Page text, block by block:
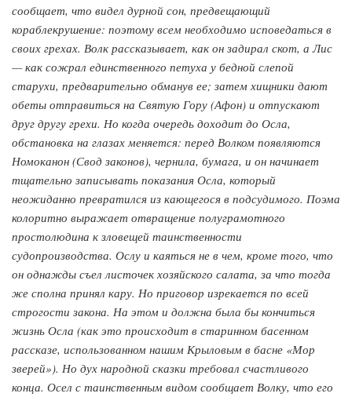
сообщает, что видел дурной сон, предвещающий
кораблекрушение: поэтому всем необходимо исповедаться в
своих грехах. Волк рассказывает, как он задирал скот, а Лис
— как сожрал единственного петуха у бедной слепой
старухи, предварительно обманув ее; затем хищники дают
обеты отправиться на Святую Гору (Афон) и отпускают
друг другу грехи. Но когда очередь доходит до Осла,
обстановка на глазах меняется: перед Волком появляются
Номоканон (Свод законов), чернила, бумага, и он начинает
тщательно записывать показания Осла, который
неожиданно превратился из кающегося в подсудимого. Поэма
колоритно выражает отвращение полуграмотного
простолюдина к зловещей таинственности
судопроизводства. Ослу и каяться не в чем, кроме того, что
он однажды съел листочек хозяйского салата, за что тогда
же сполна принял кару. Но приговор изрекается по всей
строгости закона. На этом и должна была бы кончиться
жизнь Осла (как это происходит в старинном басенном
рассказе, использованном нашим Крыловым в басне «Мор
зверей»). Но дух народной сказки требовал счастливого
конца. Осел с таинственным видом сообщает Волку, что его